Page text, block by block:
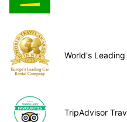
World's
TripAdvisor